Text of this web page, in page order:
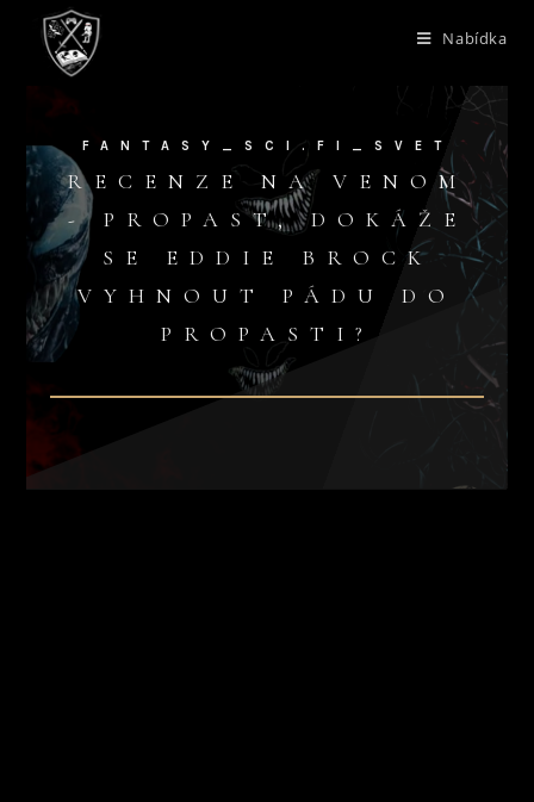
Nabídka
FANTASY_SCI.FI_SVET
RECENZE NA VENOM
- PROPAST, DOKÁŽE
SE EDDIE BROCK
VYHNOUT PÁDU DO
PROPASTI?